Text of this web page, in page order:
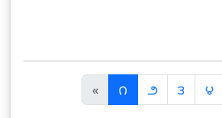
«पि
छ
౧ ౨ ౩ ౪